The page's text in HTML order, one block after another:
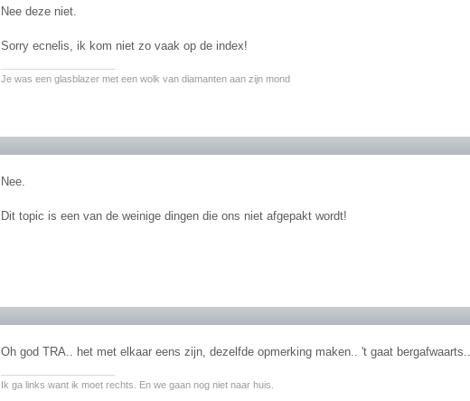
Nee deze niet.
Sorry ecnelis, ik kom niet zo vaak op de index!
Je was een glasblazer met een wolk van diamanten aan zijn mond
Nee.
Dit topic is een van de weinige dingen die ons niet afgepakt wordt!
Oh god TRA.. het met elkaar eens zijn, dezelfde opmerking maken.. 't gaat bergafwaarts..
Ik ga links want ik moet rechts. En we gaan nog niet naar huis.